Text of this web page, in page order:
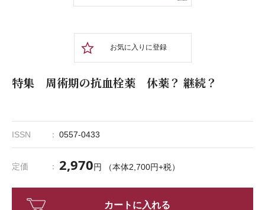
お気に入りに登録
特集 周術期の抗血栓薬 休薬？ 継続？
ISSN 0557-0433
定価 2,970円 （本体2,700円+税）
カートに入れる